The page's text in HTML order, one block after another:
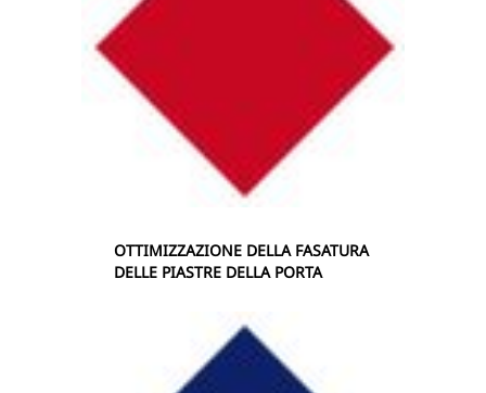
OTTIMIZZAZIONE DELLA FASATURA
DELLE PIASTRE DELLA PORTA